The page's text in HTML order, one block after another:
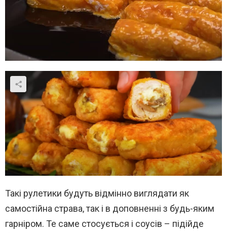
Такі рулетики будуть відмінно виглядати як
самостійна страва, так і в доповненні з будь-яким
гарніром. Те саме стосується і соусів – підійде